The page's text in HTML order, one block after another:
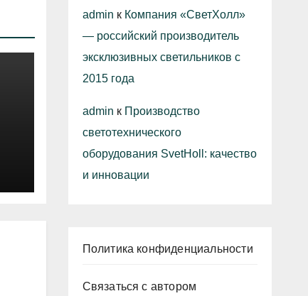
admin к Компания «СветХолл»
— российский производитель
эксклюзивных светильников с
2015 года
admin к Производство
светотехнического
оборудования SvetHoll: качество
и инновации
Политика конфиденциальности
Связаться с автором